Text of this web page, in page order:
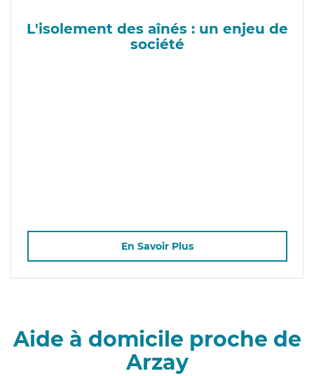
L'isolement des aînés : un enjeu de
société
En Savoir Plus
Aide à domicile proche de
Arzay